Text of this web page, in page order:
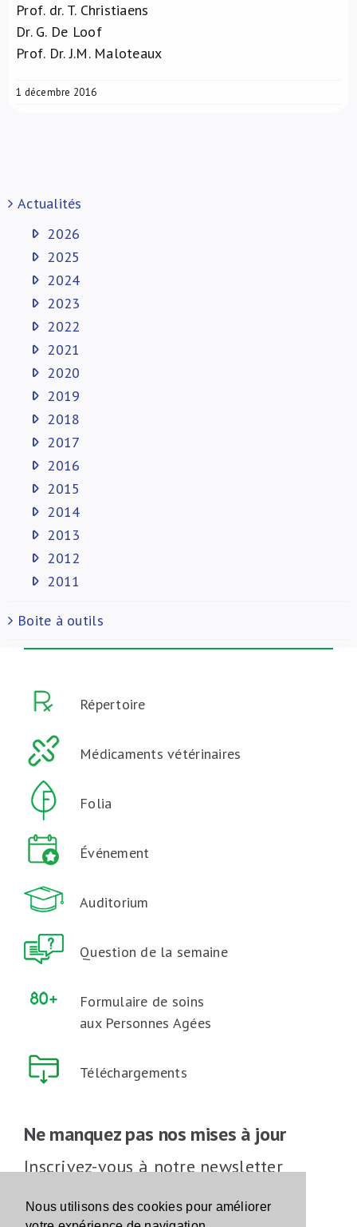
Nous utilisons des cookies pour améliorer
Prof. dr. T. Christiaens
Dr. G. De Loof
Prof. Dr. J.M. Maloteaux
1 décembre 2016
Actualités
2026
2025
2024
2023
2022
2021
2020
2019
2018
2017
2016
2015
2014
2013
2012
2011
Boite à outils
Répertoire
Médicaments vétérinaires
Folia
Événement
Auditorium
Question de la semaine
Formulaire de soins
aux Personnes Agées
Téléchargements
Ne manquez pas nos mises à jour
Inscrivez-vous à notre newsletter
Inscrivez-vous